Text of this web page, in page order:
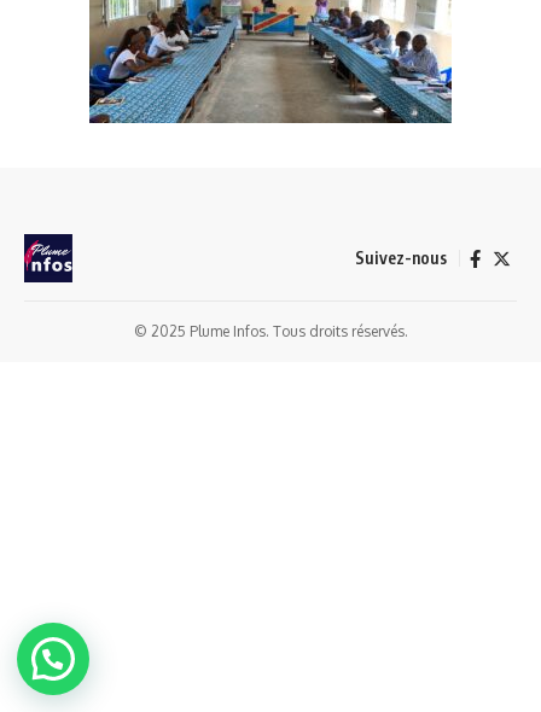
Suivez-nous
© 2025 Plume Infos. Tous droits réservés.